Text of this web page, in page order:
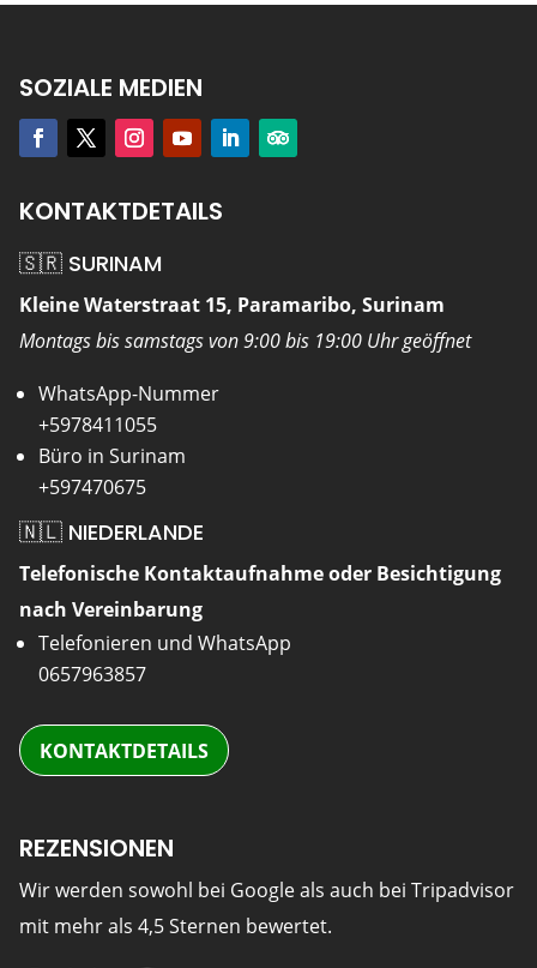
SOZIALE MEDIEN
KONTAKTDETAILS
🇸🇷 SURINAM
Kleine Waterstraat 15, Paramaribo, Surinam
Montags bis samstags von 9:00 bis 19:00 Uhr geöffnet
WhatsApp-Nummer
+5978411055
Büro in Surinam
+597470675
🇳🇱 NIEDERLANDE
Telefonische Kontaktaufnahme oder Besichtigung
nach Vereinbarung
Telefonieren und WhatsApp
0657963857
KONTAKTDETAILS
REZENSIONEN
Wir werden sowohl bei Google als auch bei Tripadvisor
mit mehr als 4,5 Sternen bewertet.